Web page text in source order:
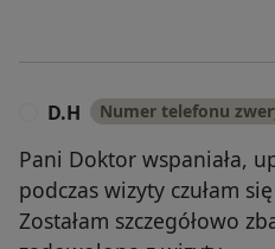
D.H Numer telefonu
Pani Doktor wspaniała,
podczas wizyty czułam
Zostałam szczegółowo